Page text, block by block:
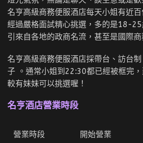
名亨高級商務便服酒店每天小姐有近
經過嚴格面試精心挑選，多的是18-
引來自各地的政商名流，甚至是國際商
名亨高級商務便服酒店採帶台、訪台
子 。通常小姐到22:30都已經被框完
較有妹妹可以挑選喔！
名亨酒店營業時段
營業時段 開始營業